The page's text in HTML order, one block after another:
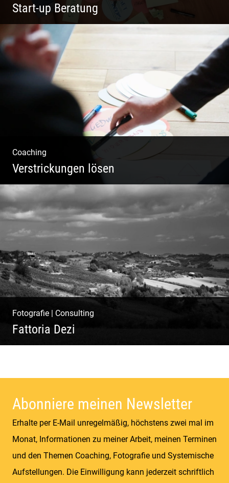
Start-up Beratung
Du beginnst Dein Eigenes zu erschaffen und
weißt nicht, wo du beginnen sollst?
Coaching
Verstrickungen lösen
Systemisches Coaching & Systemische
Aufstellung
Fotografie | Consulting
Fattoria Dezi
Abonniere meinen Newsletter
Erhalte per E-Mail unregelmäßig, höchstens zwei mal im
Monat, Informationen zu meiner Arbeit, meinen Terminen
und den Themen Coaching, Fotografie und Systemische
Aufstellungen. Die Einwilligung kann jederzeit schriftlich